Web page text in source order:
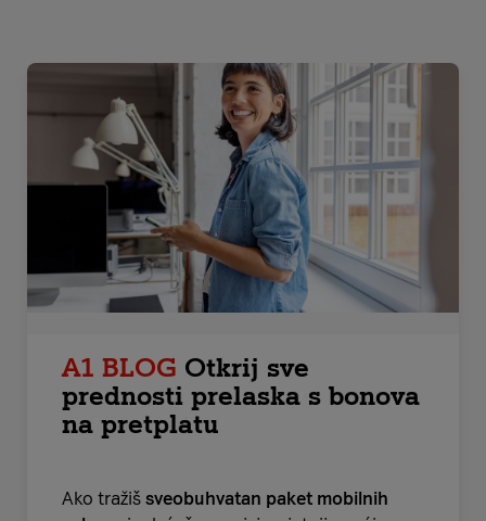
A1 BLOG Otkrij sve
prednosti prelaska s bonova
na pretplatu
Ako tražiš sveobuhvatan paket mobilnih